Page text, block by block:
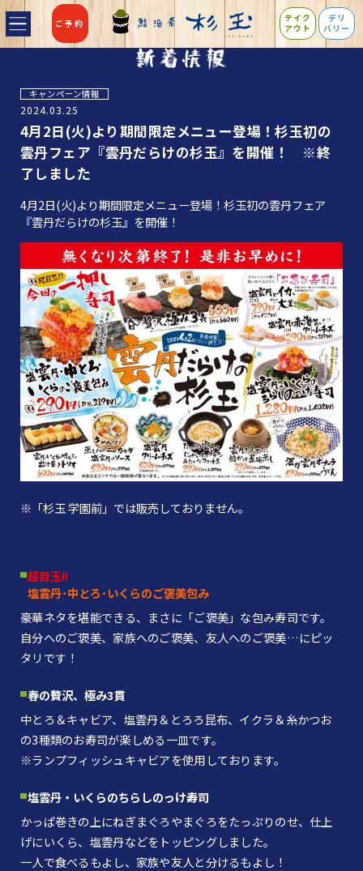
ご予約
テイク
アウト
デリ
バリー
キャンペーン情報
2024.03.25
4月2日(火)より期間限定メニュー登場！杉玉初の
雲丹フェア『雲丹だらけの杉玉』を開催！ ※終
了しました
4月2日(火)より期間限定メニュー登場！杉玉初の雲丹フェア
『雲丹だらけの杉玉』を開催！
※「杉玉 学園前」では販売しておりません。
超目玉!!
塩雲丹･中とろ･いくらのご褒美包み
豪華ネタを堪能できる、まさに「ご褒美」な包み寿司です。
自分へのご褒美、家族へのご褒美、友人へのご褒美…にピッ
タリです！
春の贅沢、極み3貫
中とろ＆キャビア、塩雲丹＆とろろ昆布、イクラ＆糸かつお
の3種類のお寿司が楽しめる一皿です。
※ランプフィッシュキャビアを使用しております。
塩雲丹・いくらのちらしのっけ寿司
かっぱ巻きの上にねぎまぐろやまぐろをたっぷりのせ、仕上
げにいくら、塩雲丹などをトッピングしました。
一人で食べるもよし、家族や友人と分けるもよし！